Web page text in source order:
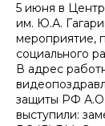
5 июня в
им. Ю.А.
мероприятие,
социального
В адрес
защиты РФ А.О.
выступили: